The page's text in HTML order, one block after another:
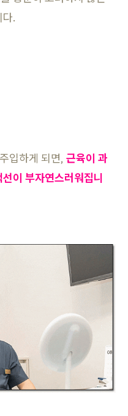
.
입하게 되면, 근육이 과
이 부자연스러워집니